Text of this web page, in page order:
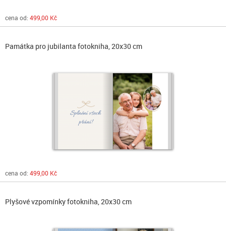
cena od: 499,00 Kč
Památka pro jubilanta fotokniha, 20x30 cm
cena od: 499,00 Kč
Plyšové vzpomínky fotokniha, 20x30 cm